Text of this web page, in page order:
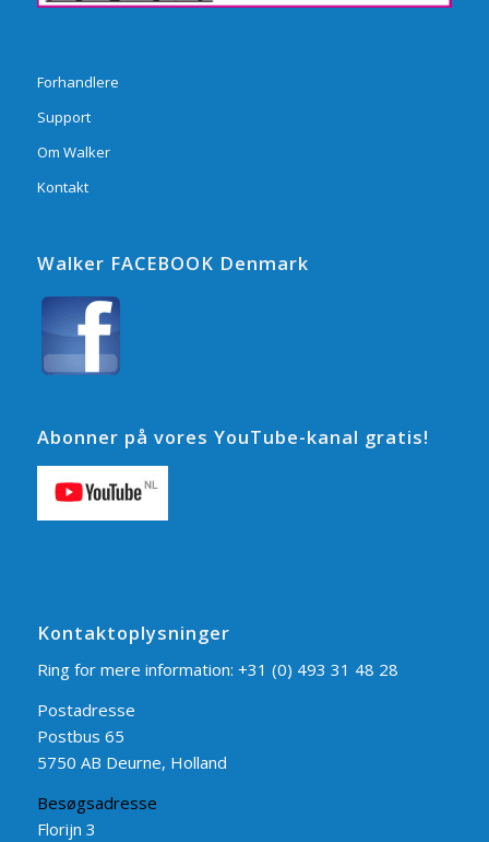
Forhandlere
Support
Om Walker
Kontakt
Walker FACEBOOK Denmark
Abonner på vores YouTube-kanal gratis!
Kontaktoplysninger
Ring for mere information: +31 (0) 493 31 48 28
Postadresse
Postbus 65
5750 AB Deurne, Holland
Besøgsadresse
Florijn 3